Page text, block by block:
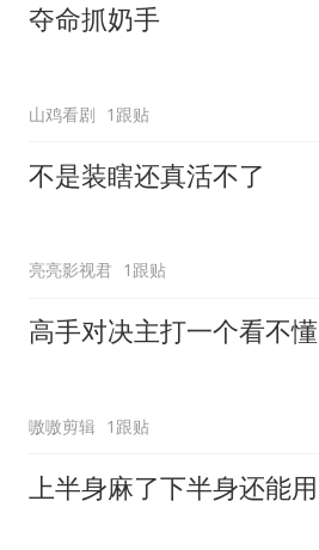
夺命抓奶手
山鸡看剧 1跟贴
不是装瞎还真活不了
亮亮影视君 1跟贴
高手对决主打一个看不懂
嗷嗷剪辑 1跟贴
上半身麻了下半身还能用